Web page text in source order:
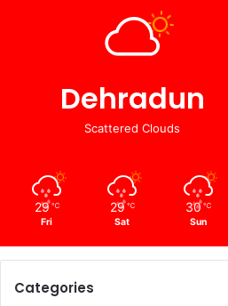
Dehradun
Scattered Clouds
29 ℃
Fri
29 ℃
Sat
30 ℃
Sun
Categories